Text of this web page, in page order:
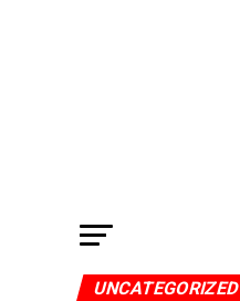
UNCATEGORIZED